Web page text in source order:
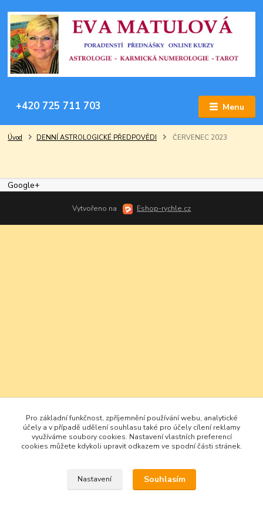
Menu
+420 725 711 703
Úvod DENNÍ ASTROLOGICKÉ PŘEDPOVĚDI ČERVENEC 2023
Google+
Vytvořeno na Eshop-rychle.cz
Pro základní funkčnost, zpříjemnění používání webu, analytické
účely a v případě udělení souhlasu také pro účely cílení reklamy
využíváme soubory cookies. Nastavení vlastních preferencí
cookies můžete kdykoli upravit odkazem ve spodní části stránek.
Nastavení Souhlasím